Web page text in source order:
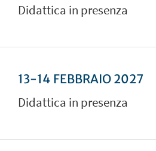
Didattica in presenza
13-14 FEBBRAIO 2027
Didattica in presenza